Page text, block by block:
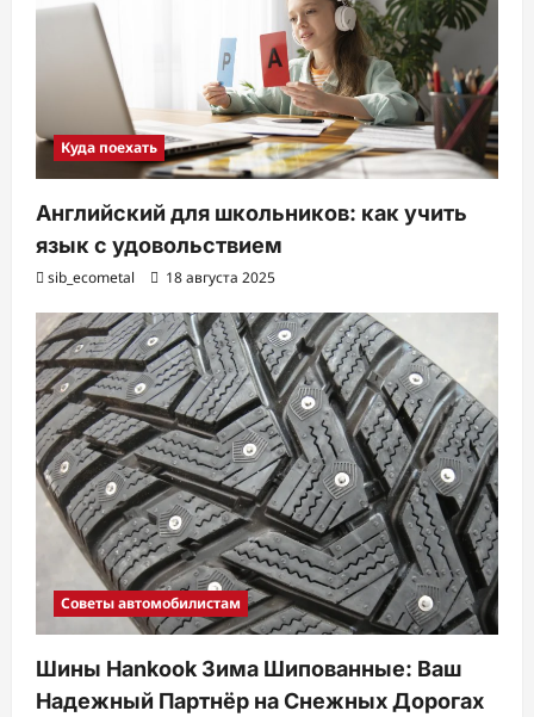
Куда поехать
Английский для школьников: как учить
язык с удовольствием
sib_ecometal 18 августа 2025
Советы автомобилистам
Шины Hankook Зима Шипованные: Ваш
Надежный Партнёр на Снежных Дорогах